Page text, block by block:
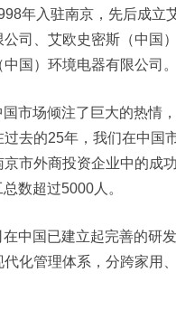
年入驻南京，先后成立
公司、艾欧史密斯（中国
国）环境电器有限公司。
市场倾注了巨大的热情
去的25年，我们在中国
市外商投资企业中的成
数超过5000人。
中国已建立起完善的研
化管理体系，分跨家用